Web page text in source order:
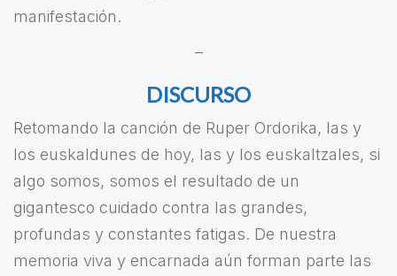
manifestación.
–
DISCURSO
Retomando la canción de Ruper Ordorika, las y
los euskaldunes de hoy, las y los euskaltzales, si
algo somos, somos el resultado de un
gigantesco cuidado contra las grandes,
profundas y constantes fatigas. De nuestra
memoria viva y encarnada aún forman parte las